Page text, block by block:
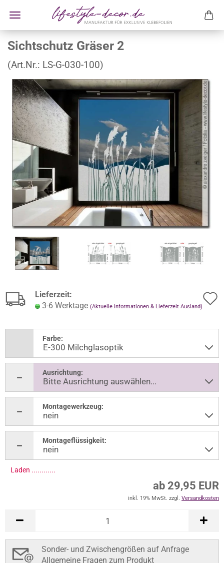
Sichtschutz Gräser 2
(Art.Nr.: LS-G-030-100)
Lieferzeit:
3-6 Werktage (Aktuelle Informationen & Lieferzeit Ausland)
Farbe:
Ausrichtung:
Montagewerkzeug:
Montageflüssigkeit:
Laden .............
ab 29,95 EUR
inkl. 19% MwSt. zzgl. Versandkosten
Sonder- und Zwischengrößen auf Anfrage
Allgemeine Fragen zum Produkt